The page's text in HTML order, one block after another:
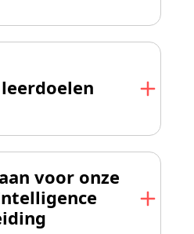
voor onze